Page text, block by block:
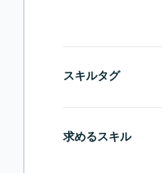
スキルタグ
求めるスキル